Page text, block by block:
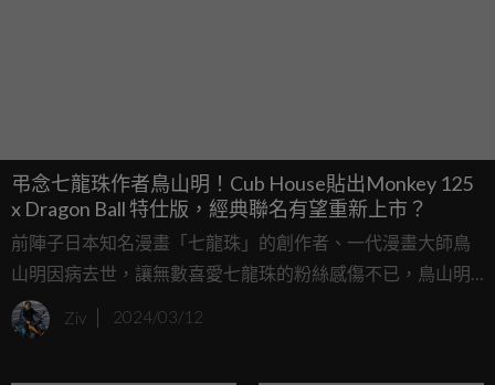
弔念七龍珠作者鳥山明！Cub House貼出Monkey 125
x Dragon Ball 特仕版，經典聯名有望重新上市？
前陣子日本知名漫畫「七龍珠」的創作者、一代漫畫大師鳥
山明因病去世，讓無數喜愛七龍珠的粉絲感傷不已，鳥山明
在七龍珠當中也展現他對車輛的熱愛，曾經創作出諸多經
典，像是七龍珠中布瑪的座駕，更被真實還原推出；最近
Ziv 2024/03/12